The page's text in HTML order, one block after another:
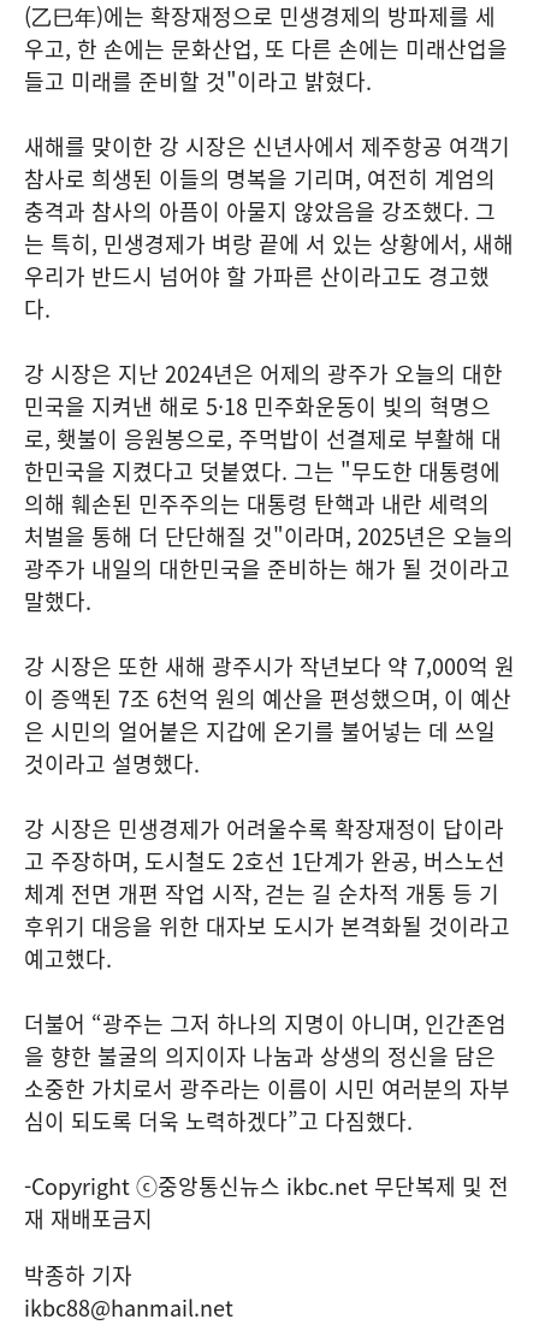
(乙巳年)에는 확장재정으로 민생경제의 방파제를 세
우고, 한 손에는 문화산업, 또 다른 손에는 미래산업을
들고 미래를 준비할 것"이라고 밝혔다.
새해를 맞이한 강 시장은 신년사에서 제주항공 여객기
참사로 희생된 이들의 명복을 기리며, 여전히 계엄의
충격과 참사의 아픔이 아물지 않았음을 강조했다. 그
는 특히, 민생경제가 벼랑 끝에 서 있는 상황에서, 새해
우리가 반드시 넘어야 할 가파른 산이라고도 경고했
다.
강 시장은 지난 2024년은 어제의 광주가 오늘의 대한
민국을 지켜낸 해로 5·18 민주화운동이 빛의 혁명으
로, 횃불이 응원봉으로, 주먹밥이 선결제로 부활해 대
한민국을 지켰다고 덧붙였다. 그는 "무도한 대통령에
의해 훼손된 민주주의는 대통령 탄핵과 내란 세력의
처벌을 통해 더 단단해질 것"이라며, 2025년은 오늘의
광주가 내일의 대한민국을 준비하는 해가 될 것이라고
말했다.
강 시장은 또한 새해 광주시가 작년보다 약 7,000억 원
이 증액된 7조 6천억 원의 예산을 편성했으며, 이 예산
은 시민의 얼어붙은 지갑에 온기를 불어넣는 데 쓰일
것이라고 설명했다.
강 시장은 민생경제가 어려울수록 확장재정이 답이라
고 주장하며, 도시철도 2호선 1단계가 완공, 버스노선
체계 전면 개편 작업 시작, 걷는 길 순차적 개통 등 기
후위기 대응을 위한 대자보 도시가 본격화될 것이라고
예고했다.
더불어 “광주는 그저 하나의 지명이 아니며, 인간존엄
을 향한 불굴의 의지이자 나눔과 상생의 정신을 담은
소중한 가치로서 광주라는 이름이 시민 여러분의 자부
심이 되도록 더욱 노력하겠다”고 다짐했다.
-Copyright ⓒ중앙통신뉴스 ikbc.net 무단복제 및 전
재 재배포금지
박종하 기자
ikbc88@hanmail.net